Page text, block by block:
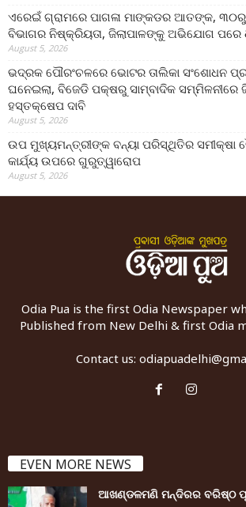
ଏରେଇଁ ଗ୍ରାମରେ ପାଗଳା ମାଙ୍କଡର ଆତଙ୍କ,
ବିଭାଗର ନିଷ୍କ୍ରିୟତା, ଜିଲାପାଳଙ୍କୁ ଅଭିଯୋଗ ପରେ
August 5, 2026
ଭଦ୍ରକ ପୌରଂଚଳରେ ଭୋଟର ତାଲିକା ସଂଶୋଧନ
ଘନେଇଲା, ବିଜେଡି ପକ୍ଷରୁ ସାମ୍ବାଦିକ ସମ୍ମିଳନୀରେ
ହସ୍ତକ୍ଷେପ ଦାବି
August 5, 2026
ଉପ ମୁଖ୍ୟମନ୍ତ୍ରୀଙ୍କ ବନ୍ୟା ପରିସ୍ଥିତିର ସମୀକ୍ଷା
କାର୍ଯ୍ୟ ଉପରେ ଗୁରୁତ୍ୱାରୋପ
August 5, 2026
Odia Pua is the first Odia Newspaper
Published from New Delhi & first Odia
Contact us:
EVEN MORE NEWS
ଆଖଣ୍ଡଳମଣି ମନ୍ଦିରର ବରିଷ୍ଠ